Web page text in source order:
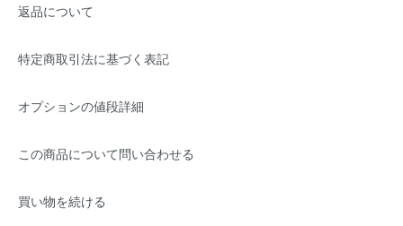
返品について
特定商取引法に基づく表記
オプションの値段詳細
この商品について問い合わせる
買い物を続ける